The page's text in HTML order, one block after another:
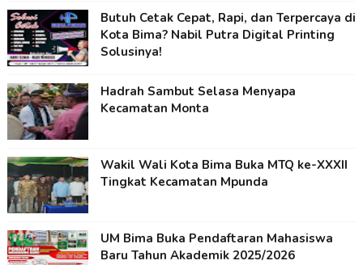
Butuh Cetak Cepat, Rapi, dan Terpercaya di
Kota Bima? Nabil Putra Digital Printing
Solusinya!
Hadrah Sambut Selasa Menyapa
Kecamatan Monta
Wakil Wali Kota Bima Buka MTQ ke-XXXII
Tingkat Kecamatan Mpunda
UM Bima Buka Pendaftaran Mahasiswa
Baru Tahun Akademik 2025/2026